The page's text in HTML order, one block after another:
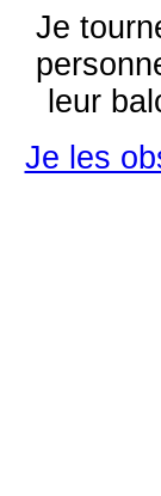
Je
leur
Je les